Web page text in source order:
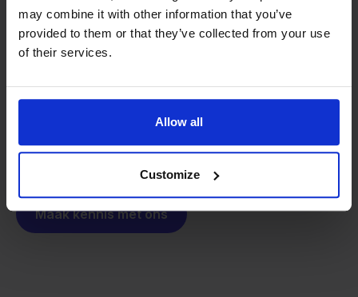
may combine it with other information that you’ve
provided to them or that they’ve collected from your use
of their services.
Allow all
Customize
We groeien gecontroleerd, zonder
investeerders of externe druk.
- Sander, Founder
softwarebouwer
Zo is Stockpilot ontstaan. Wat begon als een
uitgegroeid tot een platform voor online verkopers in
Maak kennis met ons